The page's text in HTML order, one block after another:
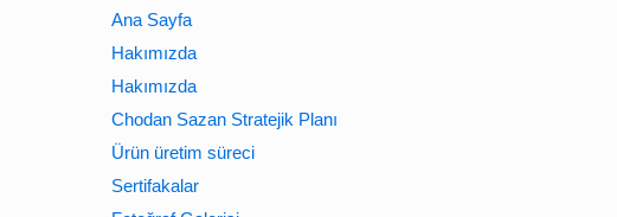
Ana Sayfa
Hakımızda
Hakımızda
Chodan Sazan Stratejik Planı
Ürün üretim süreci
Sertifakalar